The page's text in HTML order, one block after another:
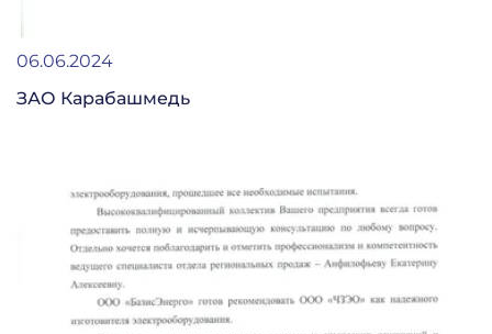
06.06.2024
ЗАО Карабашмедь